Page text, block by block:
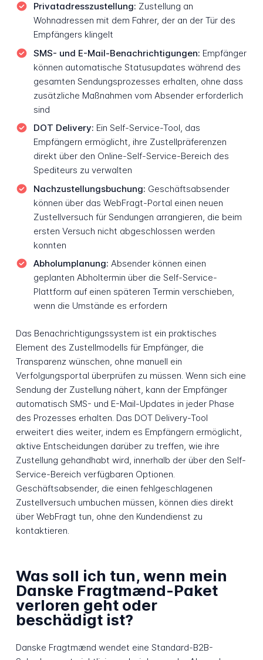
Privatadresszustellung: Zustellung an
Wohnadressen mit dem Fahrer, der an der Tür des
Empfängers klingelt
SMS- und E-Mail-Benachrichtigungen: Empfänger
können automatische Statusupdates während des
gesamten Sendungsprozesses erhalten, ohne dass
zusätzliche Maßnahmen vom Absender erforderlich
sind
DOT Delivery: Ein Self-Service-Tool, das
Empfängern ermöglicht, ihre Zustellpräferenzen
direkt über den Online-Self-Service-Bereich des
Spediteurs zu verwalten
Nachzustellungsbuchung: Geschäftsabsender
können über das WebFragt-Portal einen neuen
Zustellversuch für Sendungen arrangieren, die beim
ersten Versuch nicht abgeschlossen werden
konnten
Abholumplanung: Absender können einen
geplanten Abholtermin über die Self-Service-
Plattform auf einen späteren Termin verschieben,
wenn die Umstände es erfordern
Das Benachrichtigungssystem ist ein praktisches
Element des Zustellmodells für Empfänger, die
Transparenz wünschen, ohne manuell ein
Verfolgungsportal überprüfen zu müssen. Wenn sich eine
Sendung der Zustellung nähert, kann der Empfänger
automatisch SMS- und E-Mail-Updates in jeder Phase
des Prozesses erhalten. Das DOT Delivery-Tool
erweitert dies weiter, indem es Empfängern ermöglicht,
aktive Entscheidungen darüber zu treffen, wie ihre
Zustellung gehandhabt wird, innerhalb der über den Self-
Service-Bereich verfügbaren Optionen.
Geschäftsabsender, die einen fehlgeschlagenen
Zustellversuch umbuchen müssen, können dies direkt
über WebFragt tun, ohne den Kundendienst zu
kontaktieren.
Was soll ich tun, wenn mein
Danske Fragtmænd-Paket
verloren geht oder
beschädigt ist?
Danske Fragtmænd wendet eine Standard-B2B-